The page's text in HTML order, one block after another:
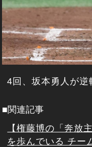
4回、坂本勇人が逆
■関連記事
【権藤博の「奔放
を歩んでいる チー